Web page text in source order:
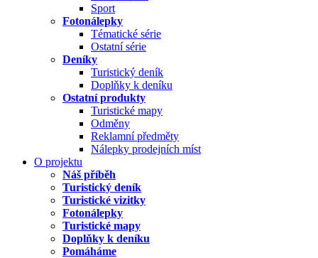
Sport
Fotonálepky
Tématické série
Ostatní série
Deníky
Turistický deník
Doplňky k deníku
Ostatní produkty
Turistické mapy
Odměny
Reklamní předměty
Nálepky prodejních míst
O projektu
Náš příběh
Turistický deník
Turistické vizitky
Fotonálepky
Turistické mapy
Doplňky k deníku
Pomáháme